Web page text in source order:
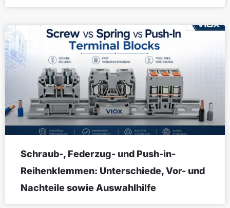
Schraub-, Federzug- und Push-in-
Reihenklemmen: Unterschiede, Vor- und
Nachteile sowie Auswahlhilfe